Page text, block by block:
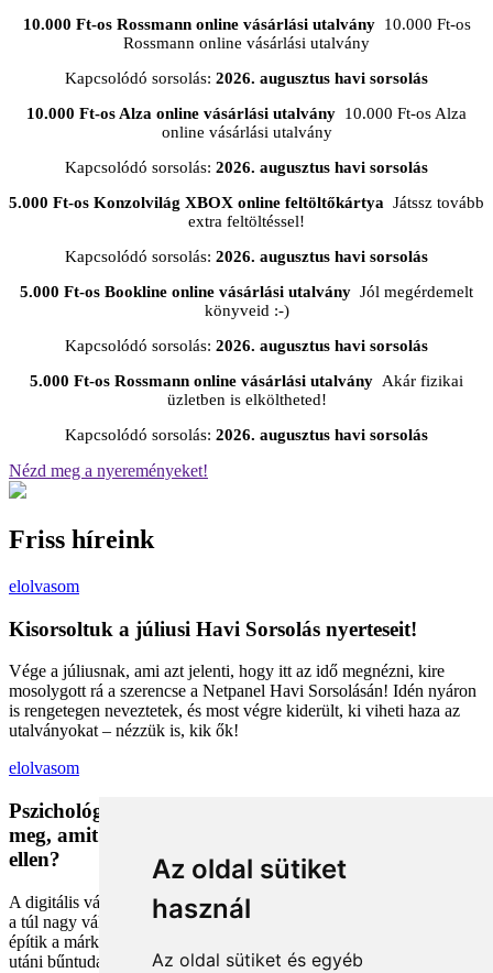
Az oldal sütiket
használ
Az oldal sütiket és egyéb
10.000 Ft-os Rossmann online vásárlási utalvány10.000 Ft-os
Rossmann online vásárlási utalvány
Kapcsolódó sorsolás: 2026. augusztus havi sorsolás
10.000 Ft-os Alza online vásárlási utalvány 10.000 Ft-os Alza
online vásárlási utalvány
Kapcsolódó sorsolás: 2026. augusztus havi sorsolás
5.000 Ft-os Konzolvilág XBOX online feltöltőkártya Játssz tovább
extra feltöltéssel!
Kapcsolódó sorsolás: 2026. augusztus havi sorsolás
5.000 Ft-os Bookline online vásárlási utalvány Jól megérdemelt
könyveid :-)
Kapcsolódó sorsolás: 2026. augusztus havi sorsolás
5.000 Ft-os Rossmann online vásárlási utalvány Akár fizikai
üzletben is elköltheted!
Kapcsolódó sorsolás: 2026. augusztus havi sorsolás
Nézd meg a nyereményeket!
Friss híreink
elolvasom
Kisorsoltuk a júliusi Havi Sorsolás nyerteseit!
Vége a júliusnak, ami azt jelenti, hogy itt az idő megnézni, kire
mosolygott rá a szerencse a Netpanel Havi Sorsolásán! Idén nyáron
is rengetegen neveztetek, és most végre kiderült, ki viheti haza az
utalványokat – nézzük is, kik ők!
elolvasom
Pszichológiai trükkök a kosárban: Miért vesszük
meg, amit megveszünk, és mit tehetünk a bűntudat
ellen?
A digitális vásárlás kényelmes, de tele van pszichológiai csapdákkal
a túl nagy választéktól a hosszas böngészésig. Megmutatjuk, hogyan
építik a márkák a bizalmadat online, és miként kerüld el a vásárlás
utáni bűntudatot tudatos döntésekkel. Készülj fel, hogy máshogy